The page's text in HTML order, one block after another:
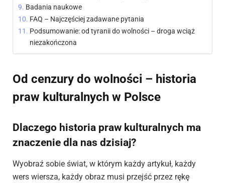
Badania naukowe
FAQ – Najczęściej zadawane pytania
Podsumowanie: od tyranii do wolności – droga wciąż
niezakończona
Od cenzury do wolności – historia
praw kulturalnych w Polsce
Dlaczego historia praw kulturalnych ma
znaczenie dla nas dzisiaj?
Wyobraź sobie świat, w którym każdy artykuł, każdy
wers wiersza, każdy obraz musi przejść przez rękę